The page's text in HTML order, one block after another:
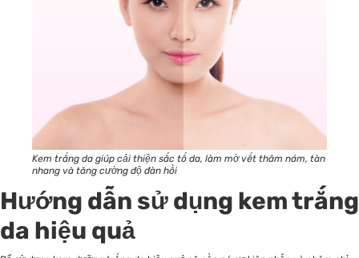
Kem trắng da giúp cải thiện sắc tố da, làm mờ vết thâm nám, tàn
nhang và tăng cường độ đàn hồi
Hướng dẫn sử dụng kem trắng
da hiệu quả